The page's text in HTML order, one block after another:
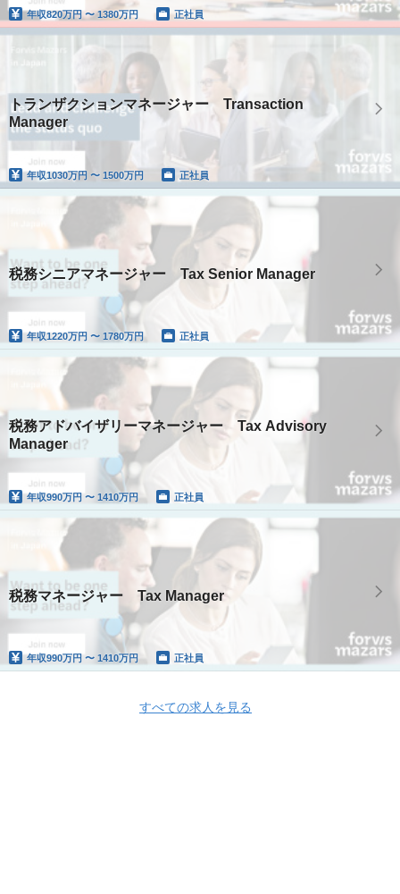
年収820万円 〜 1380万円 正社員
トランザクションマネージャー Transaction
Manager
年収1030万円 〜 1500万円 正社員
税務シニアマネージャー Tax Senior Manager
年収1220万円 〜 1780万円 正社員
税務アドバイザリーマネージャー Tax Advisory
Manager
年収990万円 〜 1410万円 正社員
税務マネージャー Tax Manager
年収990万円 〜 1410万円 正社員
すべての求人を見る